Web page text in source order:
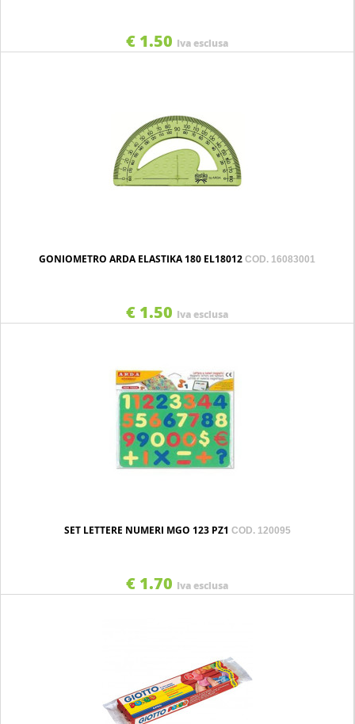
€ 1.50 Iva esclusa
GONIOMETRO ARDA ELASTIKA 180 EL18012 COD. 16083001
€ 1.50 Iva esclusa
SET LETTERE NUMERI MGO 123 PZ1 COD. 120095
€ 1.70 Iva esclusa